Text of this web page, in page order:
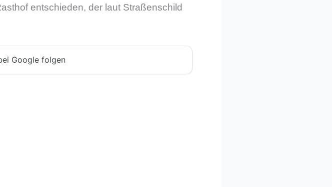
entschieden, der laut Straßenschild
Google folgen